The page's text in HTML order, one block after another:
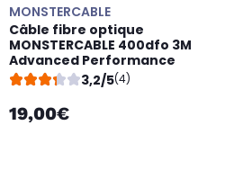
MONSTERCABLE
Câble fibre optique
MONSTERCABLE 400dfo 3M
Advanced Performance
3,2/5(4)
19,00€